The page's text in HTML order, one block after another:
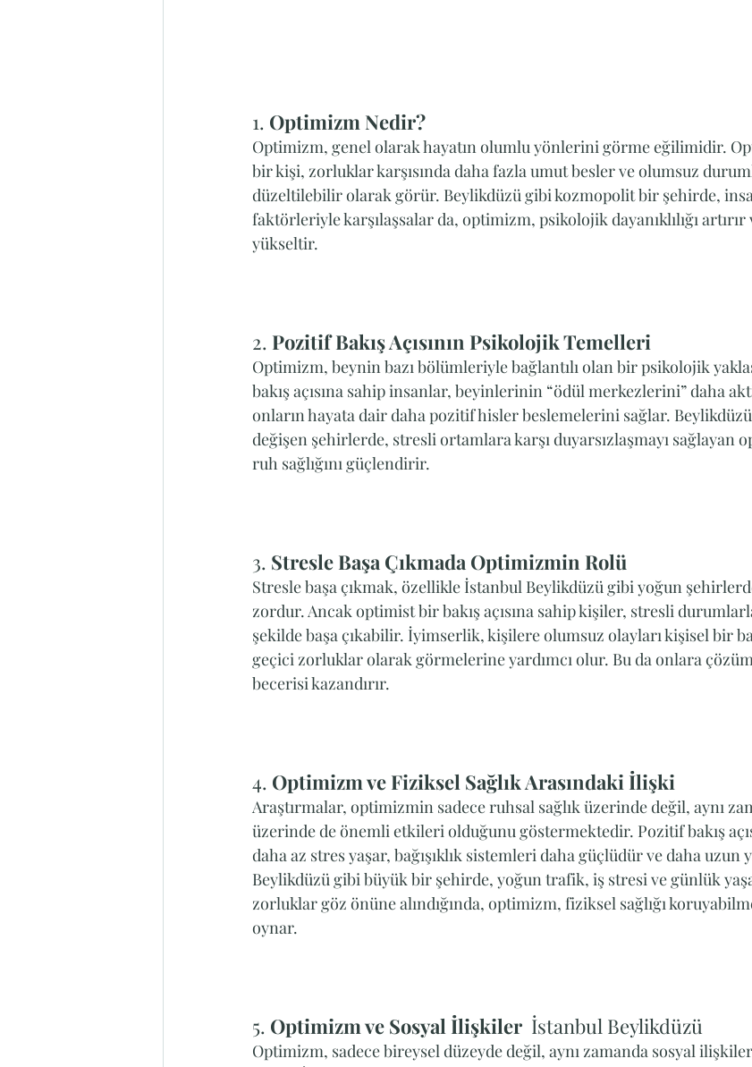
1. Optimizm Nedir?
Optimizm, genel olarak hayatın olumlu yönlerini görme eğilimidir.
bir kişi, zorluklar karşısında daha fazla umut besler ve olumsuz
düzeltilebilir olarak görür. Beylikdüzü gibi kozmopolit bir şehirde,
faktörleriyle karşılaşsalar da, optimizm, psikolojik dayanıklılığı
yükseltir.
2. Pozitif Bakış Açısının Psikolojik Temelleri
Optimizm, beynin bazı bölümleriyle bağlantılı olan bir psikolojik
bakış açısına sahip insanlar, beyinlerinin “ödül merkezlerini” daha
onların hayata dair daha pozitif hisler beslemelerini sağlar.
değişen şehirlerde, stresli ortamlara karşı duyarsızlaşmayı sağlayan
ruh sağlığını güçlendirir.
3. Stresle Başa Çıkmada Optimizmin Rolü
Stresle başa çıkmak, özellikle İstanbul Beylikdüzü gibi yoğun
zordur. Ancak optimist bir bakış açısına sahip kişiler, stresli
şekilde başa çıkabilir. İyimserlik, kişilere olumsuz olayları kişisel bir
geçici zorluklar olarak görmelerine yardımcı olur. Bu da onlara
becerisi kazandırır.
4. Optimizm ve Fiziksel Sağlık Arasındaki İlişki
Araştırmalar, optimizmin sadece ruhsal sağlık üzerinde değil, aynı
üzerinde de önemli etkileri olduğunu göstermektedir. Pozitif bakış
daha az stres yaşar, bağışıklık sistemleri daha güçlüdür ve daha
Beylikdüzü gibi büyük bir şehirde, yoğun trafik, iş stresi ve günlük
zorluklar göz önüne alındığında, optimizm, fiziksel sağlığı
oynar.
5. Optimizm ve Sosyal İlişkiler İstanbul Beylikdüzü
Optimizm, sadece bireysel düzeyde değil, aynı zamanda sosyal